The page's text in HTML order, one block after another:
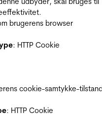
brugerens browser
: HTTP Cookie
cookie-samtykke-
: HTTP Cookie